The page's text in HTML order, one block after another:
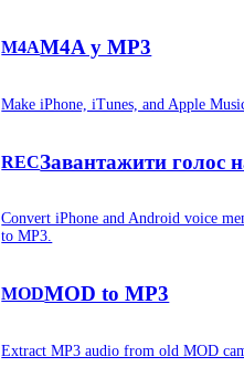
M4AM4A у MP3
Make iPhone, iTunes, and Apple
RECЗавантажити голос
Convert iPhone and Android voice
to MP3.
MODMOD to MP3
Extract MP3 audio from old MOD